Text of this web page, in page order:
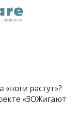
растут»?
«ЗОЖигают